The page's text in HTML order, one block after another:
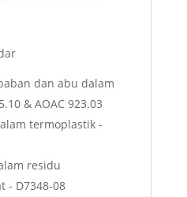
dan abu dalam
& AOAC 923.03
termoplastik -
residu
- D7348-08